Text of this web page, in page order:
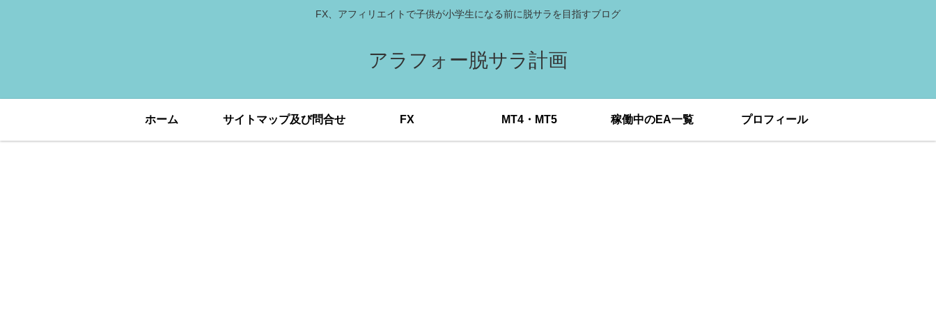
FX、アフィリエイトで子供が小学生になる前に脱サラを目指すブログ
アラフォー脱サラ計画
ホーム サイトマップ及び問合せ FX MT4・MT5 稼働中のEA一覧 プロフィール